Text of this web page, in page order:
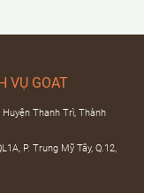
VỤ GOAT
Thanh Trì, Thành
P. Trung Mỹ Tây, Q.12,